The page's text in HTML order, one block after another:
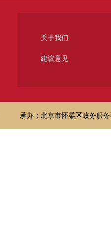
关于我们
建议意见
承办：北京市怀柔区政务服